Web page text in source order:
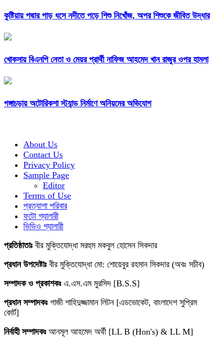
কুষ্টিয়ায় পদ্মার পাড় ধসে নদীতে পড়ে শিশু নিখোঁজ, অপর শিশুকে জীবিত উদ্ধার
খোকসায় বিএনপি নেতা ও মেয়র প্রার্থী নাফিজ আহমেদ খান রাজুর ওপর হামলা
গঙ্গাচড়ায় অটোরিকশা স্ট্যান্ড নির্মাণে অনিয়মের অভিযোগ
About Us
Contact Us
Privacy Policy
Sample Page
Editor
Terms of Use
প্রত্যাশা পরিবার
ফটো গ্যালারী
ভিডিও গ্যালারী
প্রতিষ্ঠাতাঃ বীর মুক্তিযোদ্ধা মরহুম মকবুল হোসেন সিকদার
প্রধান উপদেষ্টাঃ বীর মুক্তিযোদ্ধা মো: শোয়েবুর রহমান সিকদার (অবঃ সচীব)
সম্পাদক ও প্রকাশকঃ এ.এস.এম মুরসিদ [B.S.S]
প্রধান সম্পাদকঃ গাজী শাহিদুজ্জামান লিটন [এডভোকেট, বাংলাদেশ সুপ্রিম
কোর্ট]
নির্বাহী সম্পাদকঃ আনমূল আহমেদ অর্থী [LL B (Hon's) & LL M]